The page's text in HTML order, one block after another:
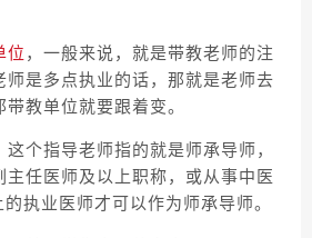
位 ，一般来说，就是带教老师的注
师是多点执业的话，那就是老师去
教单位就要跟着变。
这个指导老师指的就是师承导师，
主任医师及以上职称，或从事中医
执业医师才可以作为师承导师。